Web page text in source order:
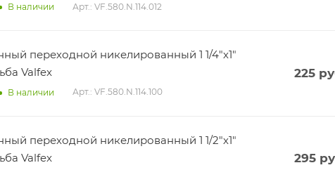
В наличии Арт.: VF.580.N.114.012
переходной никелированный 1 1/4"х1"
Valfex
В наличии Арт.: VF.580.N.114.100
225
переходной никелированный 1 1/2"х1"
Valfex
295